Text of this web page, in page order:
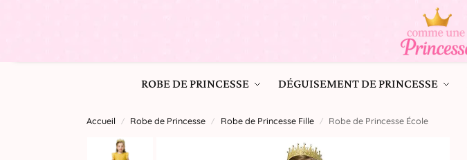
ROBE DE PRINCESSE DÉGUISEMENT DE PRINCESSE
Accueil / Robe de Princesse / Robe de Princesse Fille / Robe de Princesse École